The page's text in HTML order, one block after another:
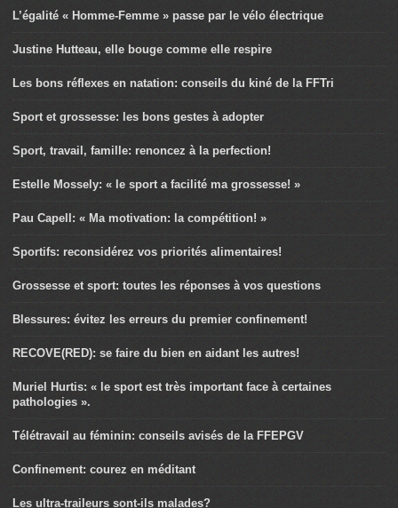
L’égalité « Homme-Femme » passe par le vélo électrique
Justine Hutteau, elle bouge comme elle respire
Les bons réflexes en natation: conseils du kiné de la FFTri
Sport et grossesse: les bons gestes à adopter
Sport, travail, famille: renoncez à la perfection!
Estelle Mossely: « le sport a facilité ma grossesse! »
Pau Capell: « Ma motivation: la compétition! »
Sportifs: reconsidérez vos priorités alimentaires!
Grossesse et sport: toutes les réponses à vos questions
Blessures: évitez les erreurs du premier confinement!
RECOVE(RED): se faire du bien en aidant les autres!
Muriel Hurtis: « le sport est très important face à certaines
pathologies ».
Télétravail au féminin: conseils avisés de la FFEPGV
Confinement: courez en méditant
Les ultra-traileurs sont-ils malades?